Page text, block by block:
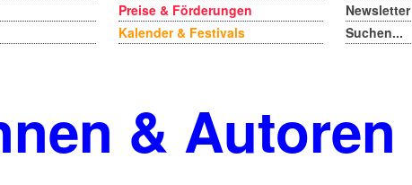
Preise & Förderungen
Kalender & Festivals
Newsletter
& Autoren